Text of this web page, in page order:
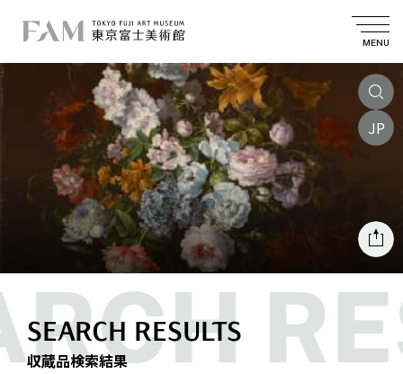
MENU
JP
SEARCH RESULTS
収蔵品検索結果